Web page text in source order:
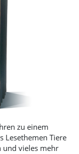
zu einem
Lesethemen Tiere
und vieles mehr